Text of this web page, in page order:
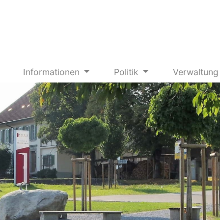
Informationen Politik